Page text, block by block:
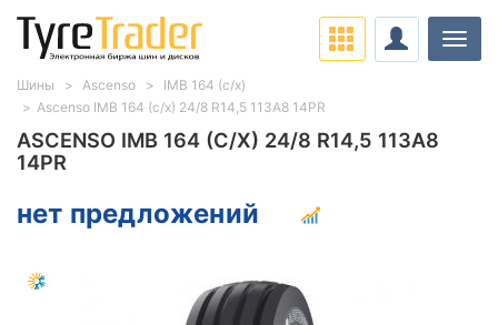
ASCENSO IMB 164 (С/Х) 24/8 R14,5 113A8
14PR
нет предложений
Шины Ascenso
IMB 164 (с/х)
Ascenso IMB 164 (с/х) 24/8 R14,5 113A8 14PR